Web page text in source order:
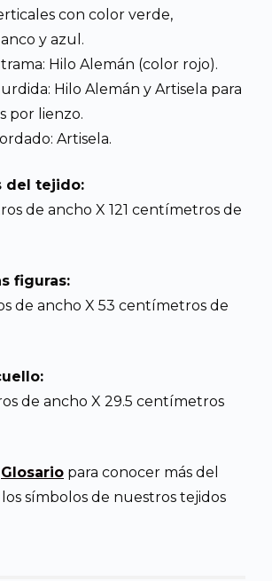
con color verde,
y azul.
Hilo Alemán (color rojo).
Hilo Alemán y Artisela para
por lienzo.
Artisela.
del tejido:
de ancho X 121 centímetros de
figuras:
de ancho X 53 centímetros de
de ancho X 29.5 centímetros
Glosario para conocer más del
símbolos de nuestros tejidos